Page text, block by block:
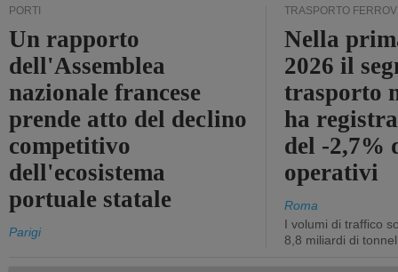
PORTI
Un rapporto
dell'Assemblea
nazionale francese
prende atto del declino
competitivo
dell'ecosistema
portuale statale
Parigi
TRASPORTO
Nella
2026 il
trasporto
ha
del -2,7%
operativi
Roma
I volumi di traffico
8,8 miliardi di